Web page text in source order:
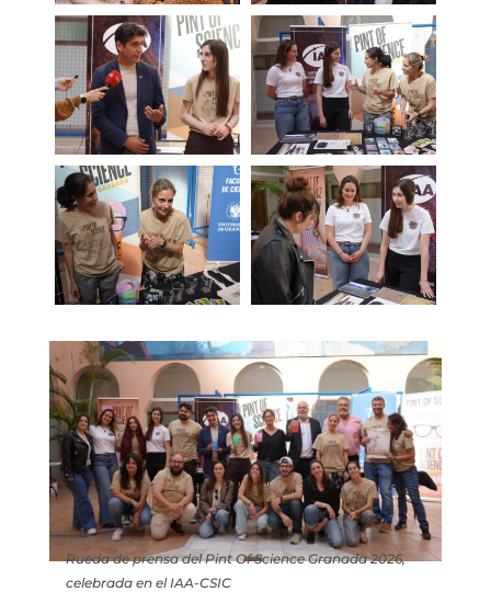
Rueda de prensa del Pint Of Science Granada 2026,
celebrada en el IAA-CSIC